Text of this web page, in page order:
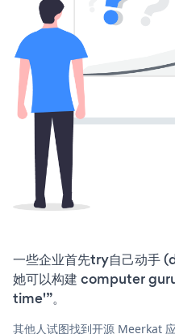
一些企业首先try自己动手
她可以构建 computer
time'”。
其他人试图找到开源 Meerkat